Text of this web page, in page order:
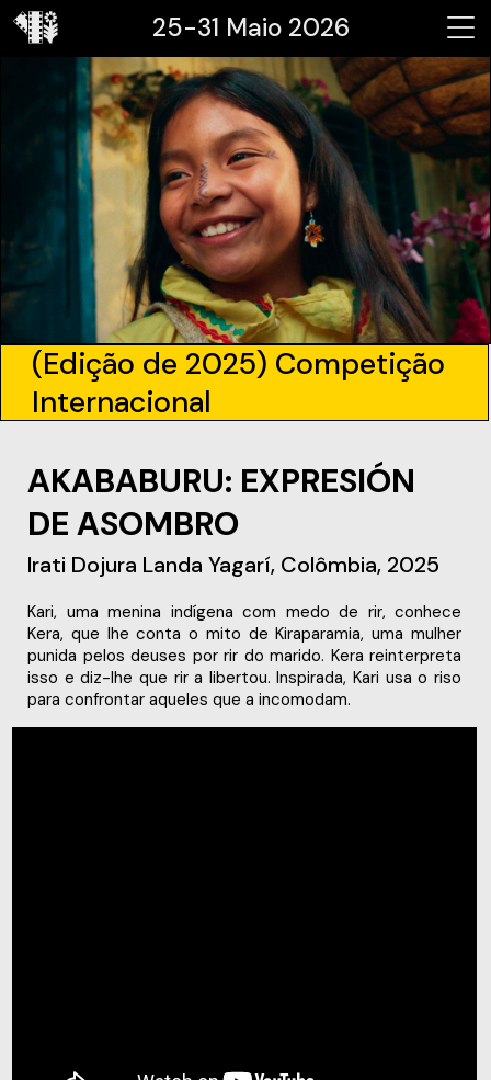
25-31 Maio 2026
(Edição de 2025) Competição
Internacional
AKABABURU: EXPRESIÓN
DE ASOMBRO
Irati Dojura Landa Yagarí, Colômbia, 2025
Kari, uma menina indígena com medo de rir, conhece
Kera, que lhe conta o mito de Kiraparamia, uma mulher
punida pelos deuses por rir do marido. Kera reinterpreta
isso e diz-lhe que rir a libertou. Inspirada, Kari usa o riso
para confrontar aqueles que a incomodam.